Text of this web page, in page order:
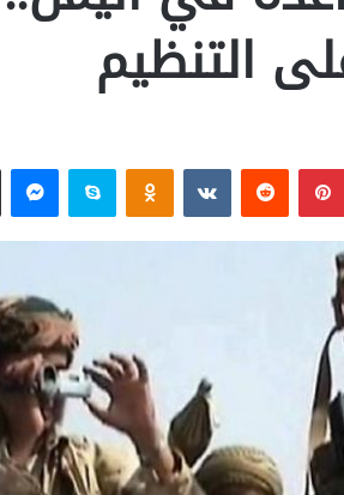
التنظيم
بينتيريست سكايب